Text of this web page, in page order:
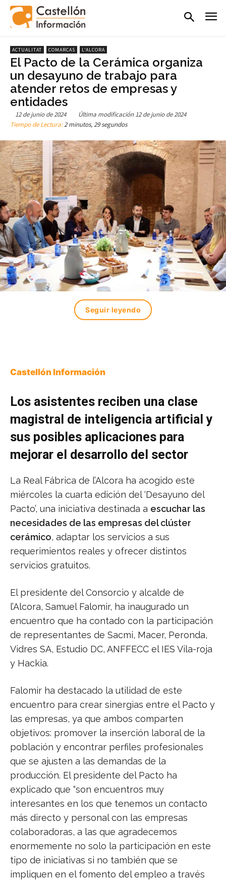
ACTUALITAT COMARCAS L'ALCORA
El Pacto de la Cerámica organiza
un desayuno de trabajo para
atender retos de empresas y
entidades
12 de junio de 2024 Última modificación 12 de junio de 2024
Tiempo de Lectura:2 minutos, 29 segundos
Seguir leyendo
Castellón Información
Los asistentes reciben una clase
magistral de inteligencia artificial y
sus posibles aplicaciones para
mejorar el desarrollo del sector
La Real Fábrica de l’Alcora ha acogido este
miércoles la cuarta edición del ‘Desayuno del
Pacto’, una iniciativa destinada a escuchar las
necesidades de las empresas del clúster
cerámico, adaptar los servicios a sus
requerimientos reales y ofrecer distintos
servicios gratuitos.
El presidente del Consorcio y alcalde de
l’Alcora, Samuel Falomir, ha inaugurado un
encuentro que ha contado con la participación
de representantes de Sacmi, Macer, Peronda,
Vidres SA, Estudio DC, ANFFECC el IES Vila-roja
y Hackia.
Falomir ha destacado la utilidad de este
encuentro para crear sinergias entre el Pacto y
las empresas, ya que ambos comparten
objetivos: promover la inserción laboral de la
población y encontrar perfiles profesionales
que se ajusten a las demandas de la
producción. El presidente del Pacto ha
explicado que “son encuentros muy
interesantes en los que tenemos un contacto
más directo y personal con las empresas
colaboradoras, a las que agradecemos
enormemente no solo la participación en este
tipo de iniciativas si no también que se
impliquen en el fomento del empleo a través